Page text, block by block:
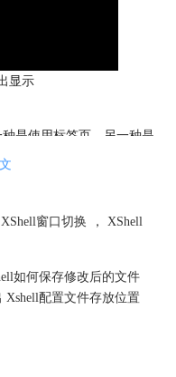
显示
是使用标签页，另一种是
下：
“新建”，或者按快捷键
、主机、用户名等信息，
在当前Xshell窗口中打开
窗口中创建多个会话，并
标签页来切换不同的会
XShell窗口切换 ，
XShell
如何保存修改后的文件
Xshell配置文件存放位置